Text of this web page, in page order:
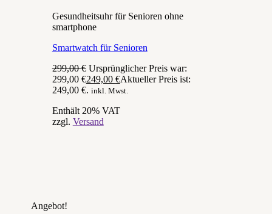
Gesundheitsuhr für Senioren ohne
smartphone
Smartwatch für Senioren
299,00€ Ursprünglicher Preis war:
299,00 €249,00 €Aktueller Preis ist:
249,00 €. inkl. Mwst.
Enthält 20% VAT
zzgl. Versand
Angebot!